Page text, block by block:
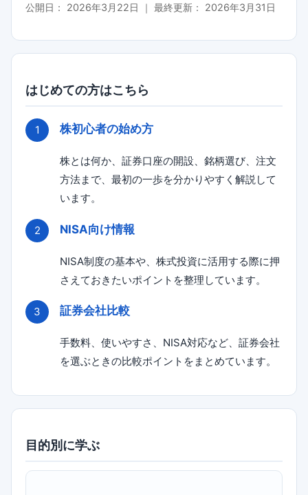
公開日： 2026年3月22日 ｜ 最終更新： 2026年3月31日
はじめての方はこちら
株初心者の始め方
株とは何か、証券口座の開設、銘柄選び、注文
方法まで、最初の一歩を分かりやすく解説して
います。
NISA向け情報
NISA制度の基本や、株式投資に活用する際に押
さえておきたいポイントを整理しています。
証券会社比較
手数料、使いやすさ、NISA対応など、証券会社
を選ぶときの比較ポイントをまとめています。
目的別に学ぶ